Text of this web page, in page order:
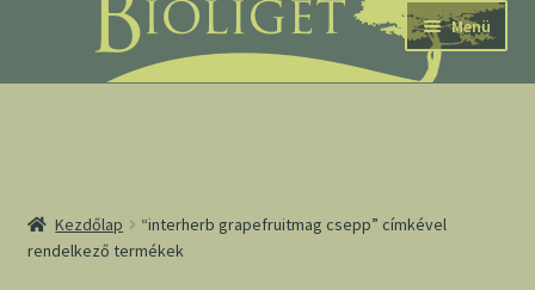
navigációhoz
tartalomba
Menü
Kezdőlap
“interherb grapefruitmag csepp” címkével
rendelkező termékek